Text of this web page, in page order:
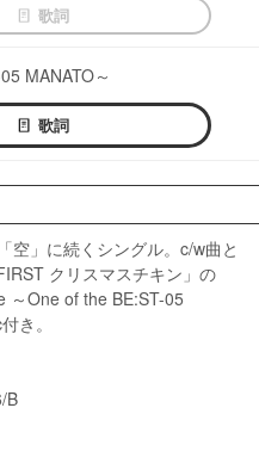
歌詞
MANATO～
歌詞
空」に続くシングル。c/w曲と
クリスマスチキン」の
～One of the BE:ST-05
き。
B